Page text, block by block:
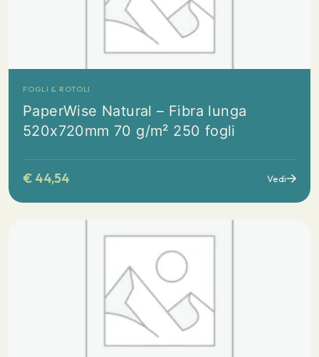
FOGLI & ROTOLI
PaperWise Natural – Fibra lunga
520x720mm 70 g/m² 250 fogli
€ 44,54 Vedi